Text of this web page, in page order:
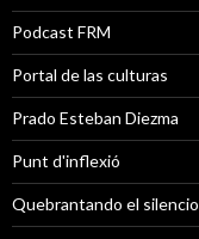
Podcast FRM
Portal de las culturas
Prado Esteban Diezma
Punt d'inflexió
Quebrantando el silencio